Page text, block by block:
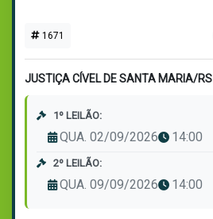
1671
JUSTIÇA CÍVEL DE SANTA MARIA/RS
1º LEILÃO:
QUA. 02/09/2026 14:00
2º LEILÃO:
QUA. 09/09/2026 14:00